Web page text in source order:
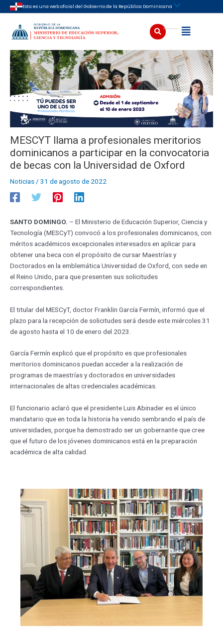
al
contenido
Esta es una web oficial del Gobierno de la República Dominicana
Buscar Abrir
MESCYT llama a profesionales meritorios
dominicanos a participar en la convocatoria
de becas con la Universidad de Oxford
Noticias / 31 de agosto de 2022
SANTO DOMINGO. – El Ministerio de Educación Superior, Ciencia y
Tecnología (MESCyT) convocó a los profesionales dominicanos, con
méritos académicos excepcionales interesados en aplicar para
obtener una beca con el propósito de cursar Maestrías y
Doctorados en la emblemática Universidad de Oxford, con sede en
el Reino Unido, para que presenten sus solicitudes
correspondientes.
El titular del MESCyT, doctor Franklin García Fermín, informó que el
plazo para la recepción de solicitudes será desde este miércoles 31
de agosto hasta el 10 de enero del 2023.
García Fermín explicó que el propósito es que profesionales
meritorios dominicanos puedan acceder a la realización de
programas de maestrías y doctorados en universidades
internacionales de altas credenciales académicas.
El funcionario aclaró que el presidente Luis Abinader es el único
mandatario que en toda la historia ha venido sembrando el país de
universidades, porque ha demostrado ser un gobernante que cree
que el futuro de los jóvenes dominicanos está en la preparación
académica de alta calidad.
Navegación
de
entradas